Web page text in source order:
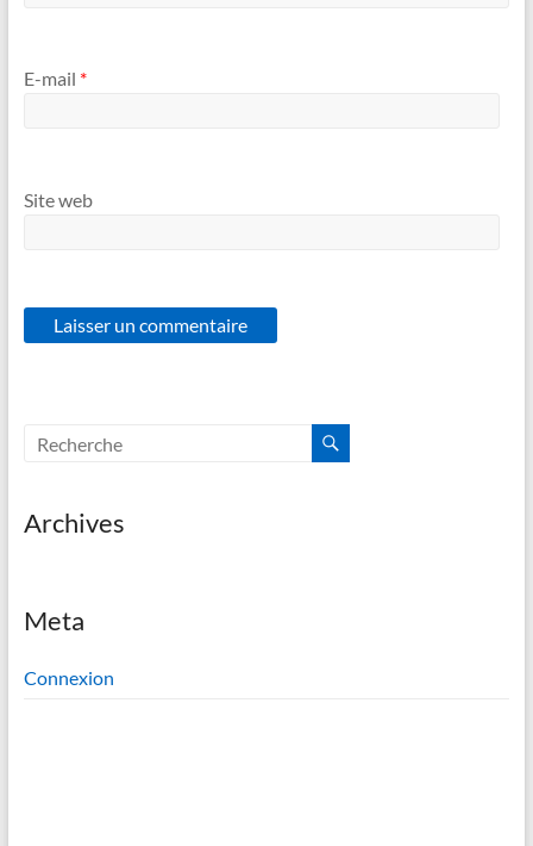
E-mail *
Site web
Archives
Meta
Connexion